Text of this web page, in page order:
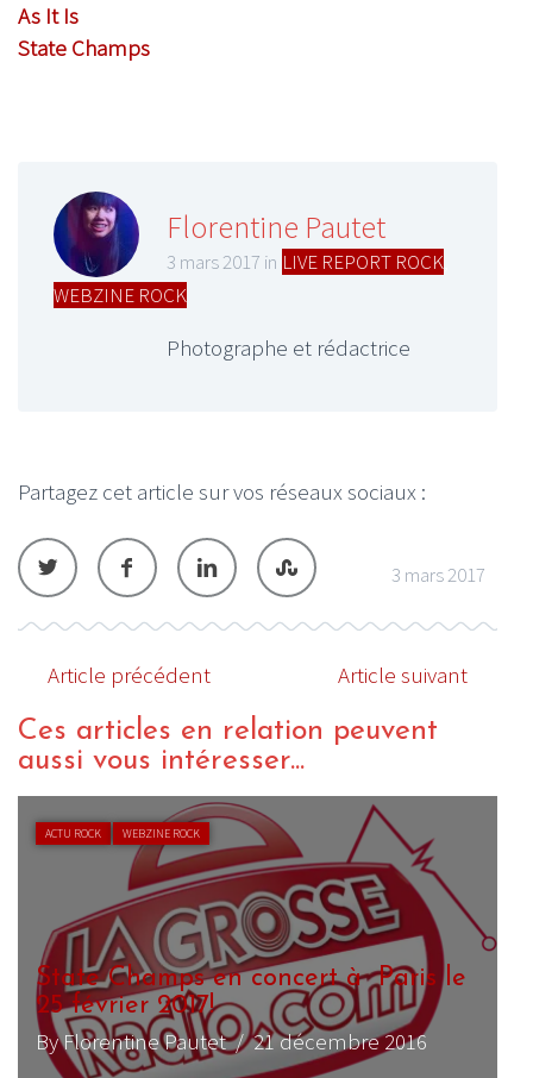
As It Is
State Champs
Florentine Pautet
3 mars 2017 in LIVE REPORT ROCK
WEBZINE ROCK
Photographe et rédactrice
Partagez cet article sur vos réseaux sociaux :
3 mars 2017
Article précédent Article suivant
Ces articles en relation peuvent
aussi vous intéresser...
ACTU ROCK WEBZINE ROCK
State Champs en concert à Paris le
25 février 2017!
By Florentine Pautet/ 21 décembre 2016